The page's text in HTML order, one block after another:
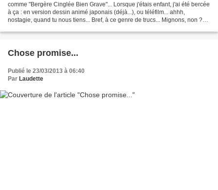
comme "Bergère Cinglée Bien Grave"... Lorsque j'étais enfant, j'ai été bercée
à ça : en version dessin animé japonais (déjà...), ou téléfilm... ahhh,
nostagie, quand tu nous tiens... Bref, à ce genre de trucs... Mignons, non ?
Chose promise...
Publié le 23/03/2013 à 06:40
Par Laudette